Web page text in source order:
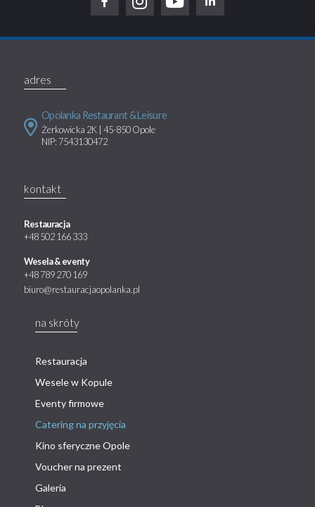
adres
Opolanka Restaurant & Leisure
Żerkowicka 2K | 45-850 Opole
NIP: 7543130472
kontakt
Restauracja
+48 502 166 333
Wesela & eventy
+48 789 270 169
biuro@restauracjaopolanka.pl
na skróty
Restauracja
Wesele w Kopule
Eventy firmowe
Catering na przyjęcia
Kino sferyczne Opole
Voucher na prezent
Galeria